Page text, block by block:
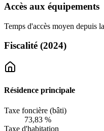
Accès aux équipements
Temps d'accès moyen depuis
Fiscalité (2024)
Résidence principale
Taxe foncière (bâti)
73,83 %
Taxe d'habitation